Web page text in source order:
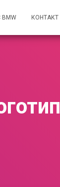
КОНТАКТ